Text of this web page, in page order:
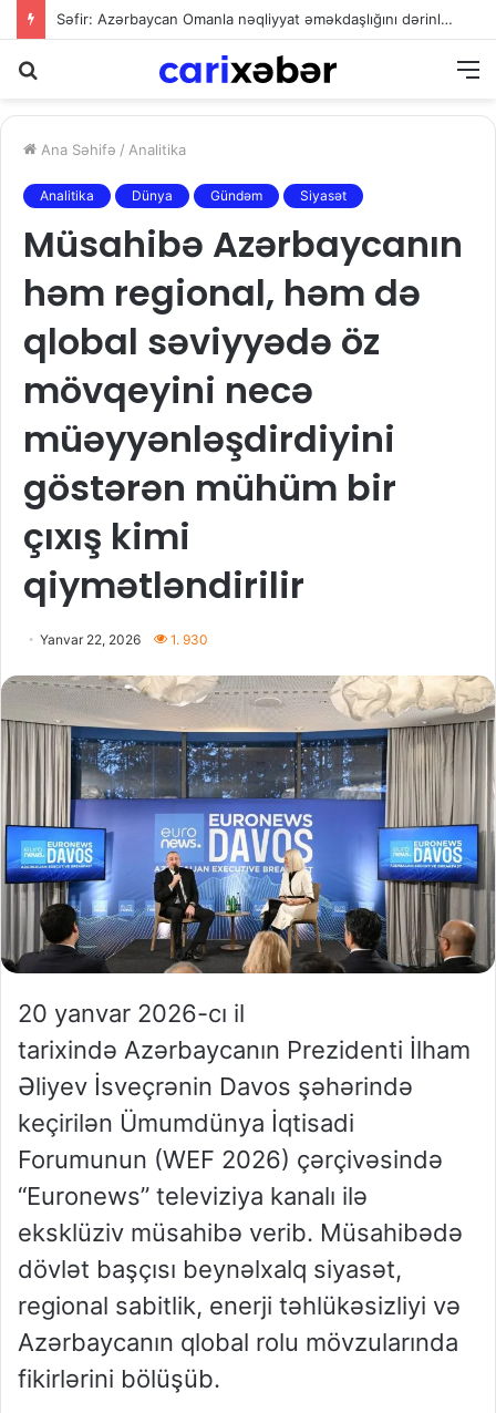
Səfir: Azərbaycan Omanla nəqliyyat əməkdaşlığını dərinləşdirməyə hazırdır
Ana Səhifə / Analitika
Analitika Dünya Gündəm Siyasət
Müsahibə Azərbaycanın
həm regional, həm də
qlobal səviyyədə öz
mövqeyini necə
müəyyənləşdirdiyini
göstərən mühüm bir
çıxış kimi
qiymətləndirilir
Yanvar 22, 2026 1. 930
20 yanvar 2026-cı il
tarixində Azərbaycanın Prezidenti İlham
Əliyev İsveçrənin Davos şəhərində
keçirilən Ümumdünya İqtisadi
Forumunun (WEF 2026) çərçivəsində
“Euronews” televiziya kanalı ilə
eksklüziv müsahibə verib. Müsahibədə
dövlət başçısı beynəlxalq siyasət,
regional sabitlik, enerji təhlükəsizliyi və
Azərbaycanın qlobal rolu mövzularında
fikirlərini bölüşüb.